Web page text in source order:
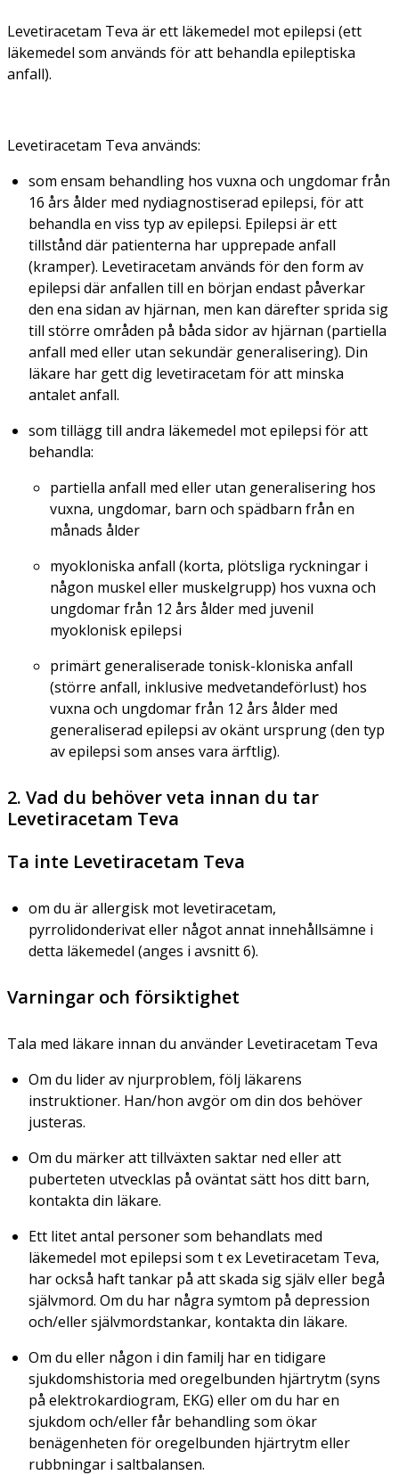
Levetiracetam Teva är ett läkemedel mot epilepsi (ett
läkemedel som används för att behandla epileptiska
anfall).
Levetiracetam Teva används:
som ensam behandling hos vuxna och ungdomar från
16 års ålder med nydiagnostiserad epilepsi, för att
behandla en viss typ av epilepsi. Epilepsi är ett
tillstånd där patienterna har upprepade anfall
(kramper). Levetiracetam används för den form av
epilepsi där anfallen till en början endast påverkar
den ena sidan av hjärnan, men kan därefter sprida sig
till större områden på båda sidor av hjärnan (partiella
anfall med eller utan sekundär generalisering). Din
läkare har gett dig levetiracetam för att minska
antalet anfall.
som tillägg till andra läkemedel mot epilepsi för att
behandla:
partiella anfall med eller utan generalisering hos
vuxna, ungdomar, barn och spädbarn från en
månads ålder
myokloniska anfall (korta, plötsliga ryckningar i
någon muskel eller muskelgrupp) hos vuxna och
ungdomar från 12 års ålder med juvenil
myoklonisk epilepsi
primärt generaliserade tonisk-kloniska anfall
(större anfall, inklusive medvetandeförlust) hos
vuxna och ungdomar från 12 års ålder med
generaliserad epilepsi av okänt ursprung (den typ
av epilepsi som anses vara ärftlig).
2. Vad du behöver veta innan du tar
Levetiracetam Teva
Ta inte Levetiracetam Teva
om du är allergisk mot levetiracetam,
pyrrolidonderivat eller något annat innehållsämne i
detta läkemedel (anges i avsnitt 6).
Varningar och försiktighet
Tala med läkare innan du använder Levetiracetam Teva
Om du lider av njurproblem, följ läkarens
instruktioner. Han/hon avgör om din dos behöver
justeras.
Om du märker att tillväxten saktar ned eller att
puberteten utvecklas på oväntat sätt hos ditt barn,
kontakta din läkare.
Ett litet antal personer som behandlats med
läkemedel mot epilepsi som t ex Levetiracetam Teva,
har också haft tankar på att skada sig själv eller begå
självmord. Om du har några symtom på depression
och/eller självmordstankar, kontakta din läkare.
Om du eller någon i din familj har en tidigare
sjukdomshistoria med oregelbunden hjärtrytm (syns
på elektrokardiogram, EKG) eller om du har en
sjukdom och/eller får behandling som ökar
benägenheten för oregelbunden hjärtrytm eller
rubbningar i saltbalansen.